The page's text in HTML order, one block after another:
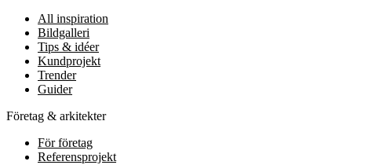
All inspiration
Bildgalleri
Tips & idéer
Kundprojekt
Trender
Guider
Företag & arkitekter
För företag
Referensprojekt